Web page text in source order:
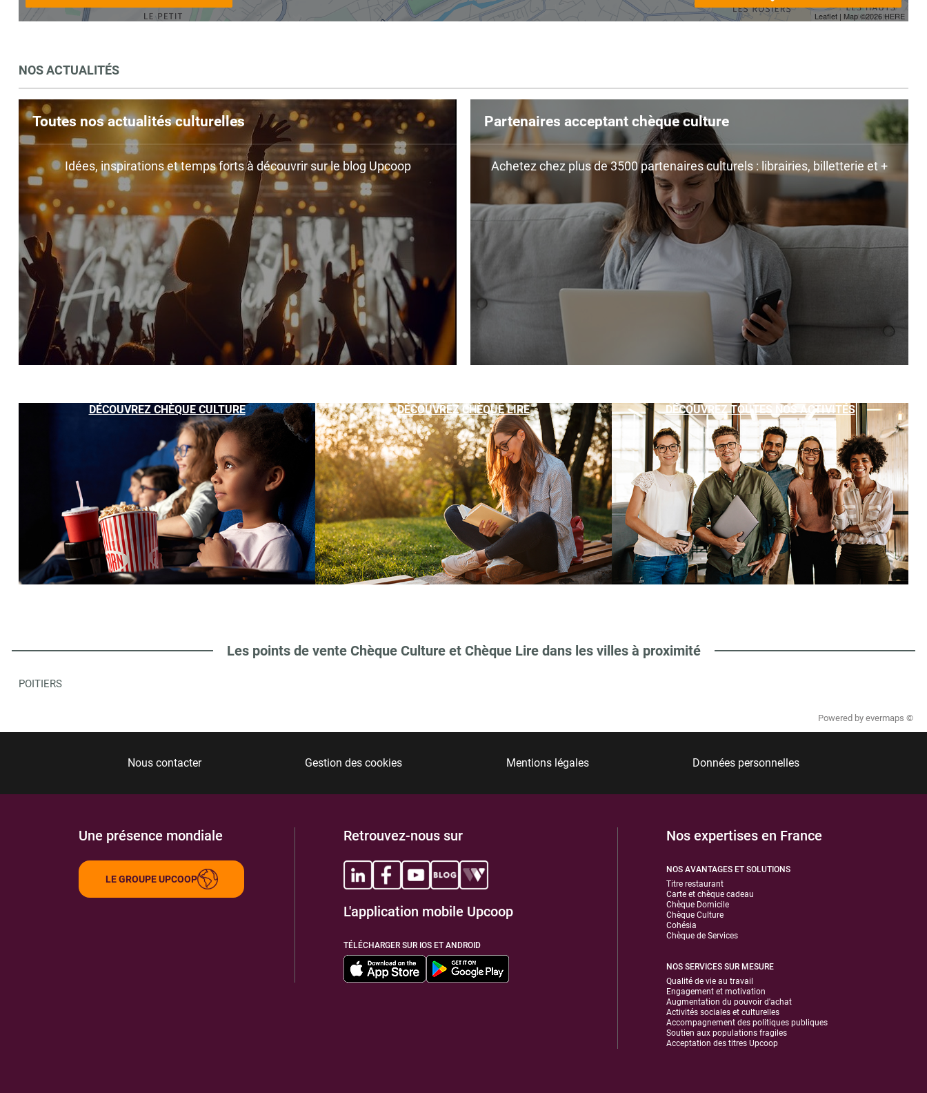
Leaflet | Map ©2026HERE
NOS ACTUALITÉS
Toutes nos actualités culturelles
Idées, inspirations et temps forts à découvrir sur le blog Upcoop
Partenaires acceptant chèque culture
Achetez chez plus de 3500 partenaires culturels : librairies, billetterie et +
DÉCOUVREZ CHÈQUE CULTURE DÉCOUVREZ CHÈQUE LIRE DÉCOUVREZ TOUTES NOS ACTIVITÉS
Les points de vente Chèque Culture et Chèque Lire dans les villes à proximité
POITIERS
Powered by evermaps ©
Nous contacter Gestion des cookies Mentions légales Données personnelles
Une présence mondiale
LE GROUPE UPCOOP
Retrouvez-nous sur
L'application mobile Upcoop
TÉLÉCHARGER SUR IOS ET ANDROID
Nos expertises en France
NOS AVANTAGES ET SOLUTIONS
Titre restaurant
Carte et chèque cadeau
Chèque Domicile
Chèque Culture
Cohésia
Chèque de Services
NOS SERVICES SUR MESURE
Qualité de vie au travail
Engagement et motivation
Augmentation du pouvoir d'achat
Activités sociales et culturelles
Accompagnement des politiques publiques
Soutien aux populations fragiles
Acceptation des titres Upcoop